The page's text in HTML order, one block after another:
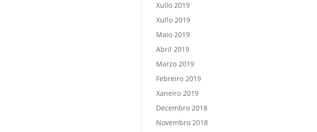
Xullo 2019
Xuño 2019
Maio 2019
Abril 2019
Marzo 2019
Febreiro 2019
Xaneiro 2019
Decembro 2018
Novembro 2018